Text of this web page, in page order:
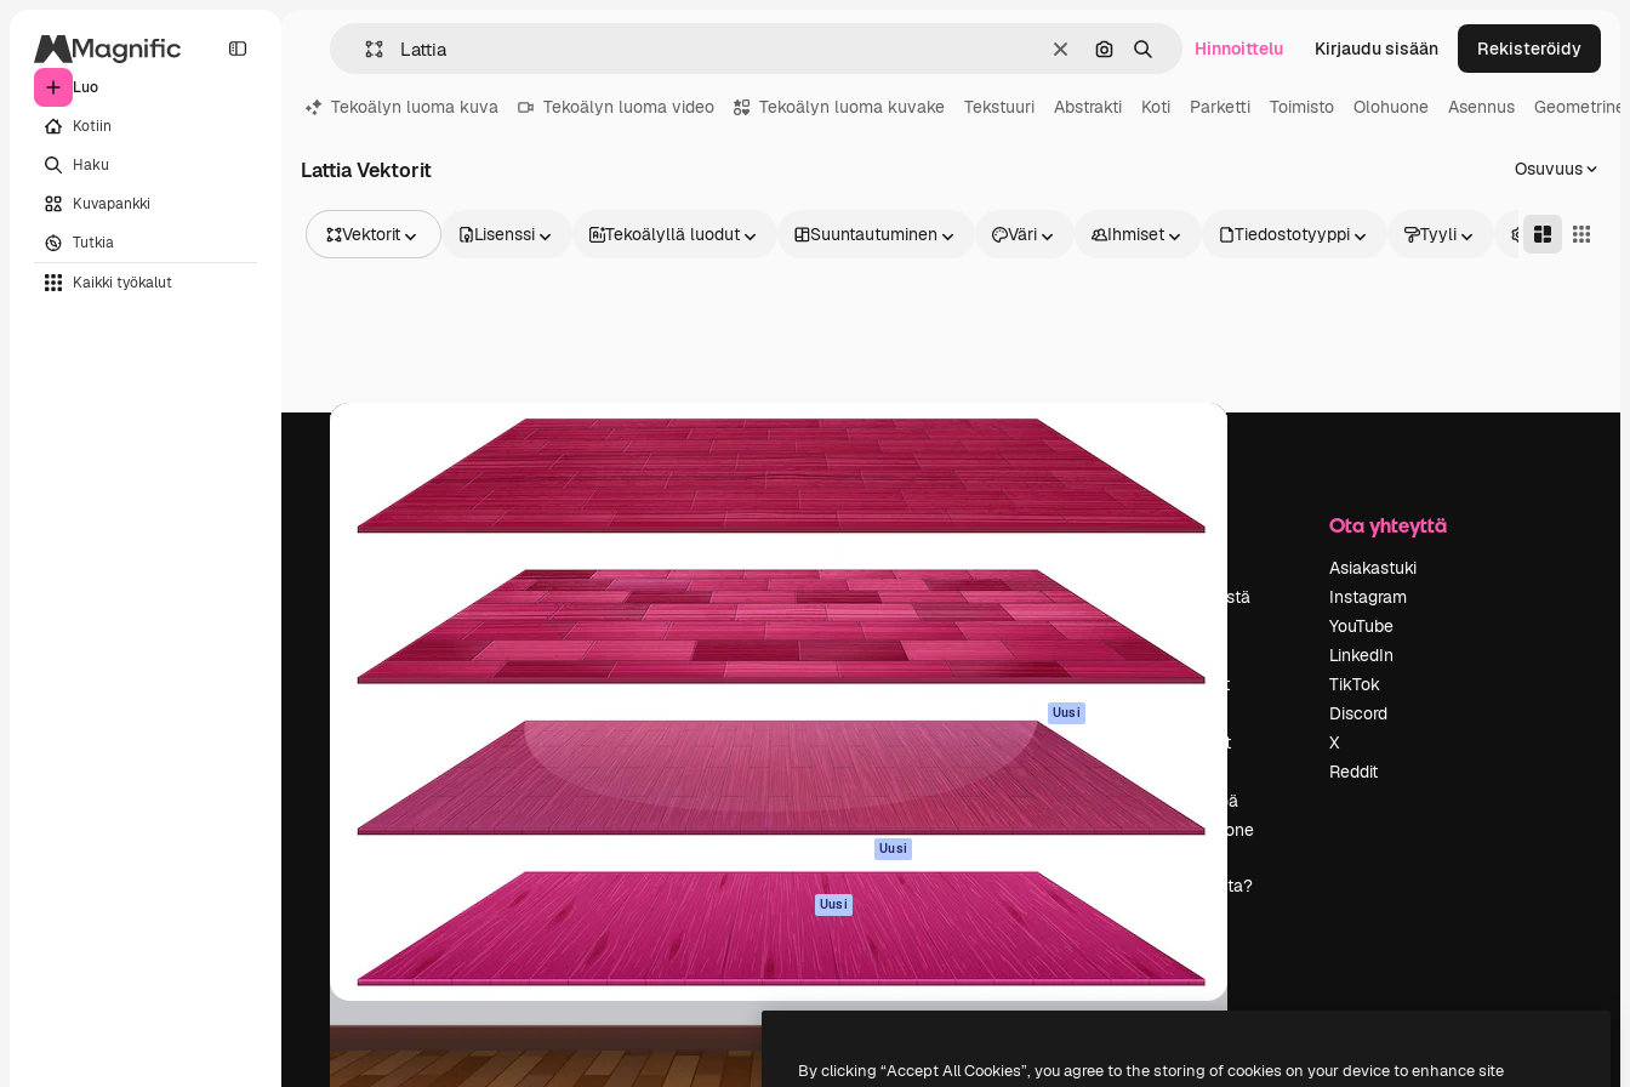
Luo
Kotiin
Haku
Kuvapankki
Tutkia
Kaikki työkalut
SelkeäHae kuvan perusteella
Haku Hinnoittelu Kirjaudu sisään Rekisteröidy
Tekoälyn luoma kuva Tekoälyn luoma video Tekoälyn luoma kuvake Tekstuuri Abstrakti Koti Parketti Toimisto Olohuone Asennus
Lattia Vektorit Osuvuus
Vektorit
Videot
3D mallit
Lisenssi Tekoälyllä luodut Suuntautuminen Väri Ihmiset Tiedostotyyppi Tyyli Edistynyt
toteuttamiseen. Yli miljoona tilaajaa
luovien alojen ammattilaisten, yritysten,
toimistojen ja studioiden joukossa.
Suomi
Tuotteet
Spaces
Tekoälyavustaja
Tekoälyllä toimiva
kuvageneraattori
Tekoälyllä toimiva
Tekoälyllä toimiva
äänigeneraattori
Kuvapankkisisältö
MCP
ChatGPT:lle
Uusi
Agentit Uusi
API
Mobiilisovellus
Kaikki Magnific-
työkalut
Aloita
Academy
Dokumentaatio
Tuki
Käyttöehdot
Tietosuojakäytäntö
Uusi
Evästepolitiikka
Luottamuskeskus
Kumppanit
Yrityksille
Yritys
Tietoja meistä
Urat
Hakutrendit
Tapahtumat
Myy sisältöä
Lehdistöhuone
magnific.ai:ta?
Ota yhteyttä
Asiakastuki
Instagram
YouTube
LinkedIn
TikTok
Discord
X
Reddit
By clicking “Accept All Cookies”, you agree to the storing of cookies on your device to enhance site